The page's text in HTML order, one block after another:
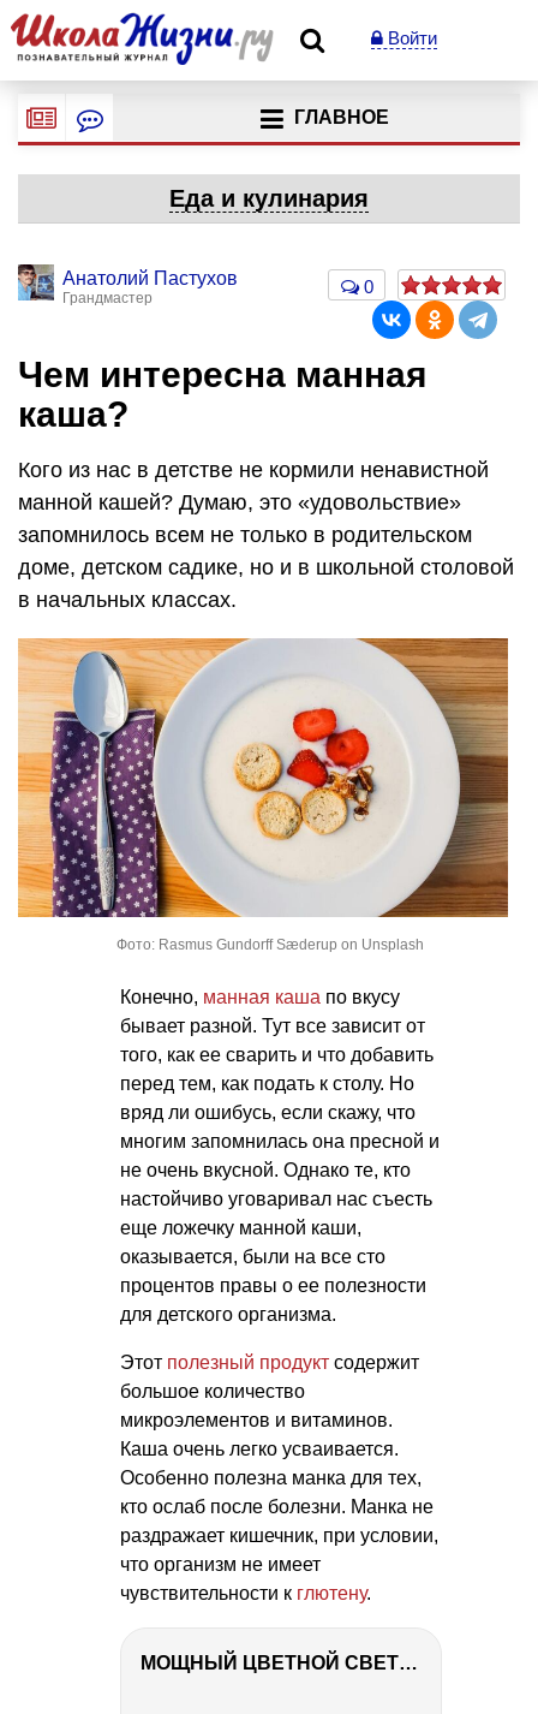
Войти
ГЛАВНОЕ
Еда и кулинария
Анатолий Пастухов
Грандмастер
0
Чем интересна манная
каша?
Кого из нас в детстве не кормили ненавистной
манной кашей? Думаю, это «удовольствие»
запомнилось всем не только в родительском
доме, детском садике, но и в школьной столовой
в начальных классах.
Фото: Rasmus Gundorff Sæderup on Unsplash
Конечно, манная каша по вкусу
бывает разной. Тут все зависит от
того, как ее сварить и что добавить
перед тем, как подать к столу. Но
вряд ли ошибусь, если скажу, что
многим запомнилась она пресной и
не очень вкусной. Однако те, кто
настойчиво уговаривал нас съесть
еще ложечку манной каши,
оказывается, были на все сто
процентов правы о ее полезности
для детского организма.
Этот полезный продукт содержит
большое количество
микроэлементов и витаминов.
Каша очень легко усваивается.
Особенно полезна манка для тех,
кто ослаб после болезни. Манка не
раздражает кишечник, при условии,
что организм не имеет
чувствительности к глютену.
МОЩНЫЙ ЦВЕТНОЙ СВЕТ – NANLITE FC-500C